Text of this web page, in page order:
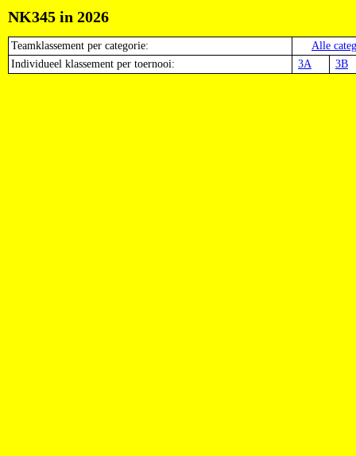
NK345 in 2026
Teamklassement per categorie:
Alle
Individueel klassement per toernooi:
3A 3B